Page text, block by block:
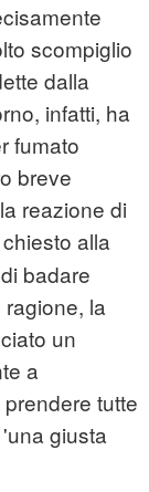
scompiglio
dalla
infatti, ha
fumato
breve
reazione di
alla
badare
la
un
a
tutte
giusta